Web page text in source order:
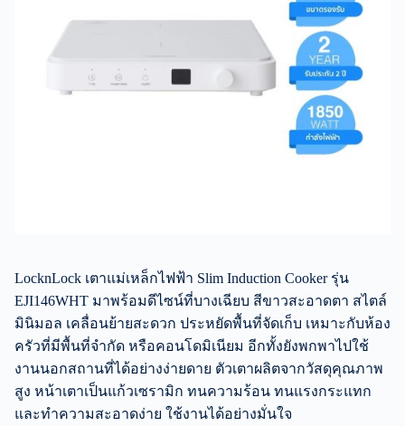
LocknLock เตาแม่เหล็กไฟฟ้า Slim Induction Cooker รุ่น
EJI146WHT มาพร้อมดีไซน์ที่บางเฉียบ สีขาวสะอาดตา สไตล์
มินิมอล เคลื่อนย้ายสะดวก ประหยัดพื้นที่จัดเก็บ เหมาะกับห้อง
ครัวที่มีพื้นที่จำกัด หรือคอนโดมิเนียม อีกทั้งยังพกพาไปใช้
งานนอกสถานที่ได้อย่างง่ายดาย ตัวเตาผลิตจากวัสดุคุณภาพ
สูง หน้าเตาเป็นแก้วเซรามิก ทนความร้อน ทนแรงกระแทก
และทำความสะอาดง่าย ใช้งานได้อย่างมั่นใจ